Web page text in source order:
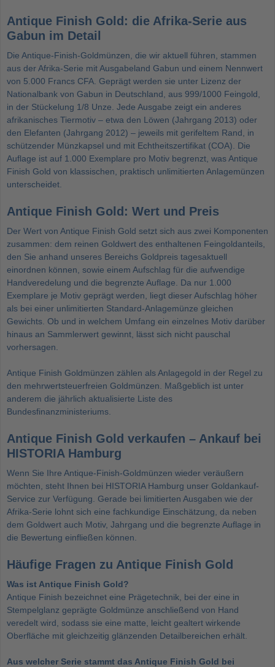
Antique Finish Gold: die Afrika-Serie aus
Gabun im Detail
Die Antique-Finish-Goldmünzen, die wir aktuell führen, stammen
aus der Afrika-Serie mit Ausgabeland Gabun und einem Nennwert
von 5.000 Francs CFA. Geprägt werden sie unter Lizenz der
Nationalbank von Gabun in Deutschland, aus 999/1000 Feingold,
in der Stückelung 1/8 Unze. Jede Ausgabe zeigt ein anderes
afrikanisches Tiermotiv – etwa den Löwen (Jahrgang 2013) oder
den Elefanten (Jahrgang 2012) – jeweils mit gerifeltem Rand, in
schützender Münzkapsel und mit Echtheitszertifikat (COA). Die
Auflage ist auf 1.000 Exemplare pro Motiv begrenzt, was Antique
Finish Gold von klassischen, praktisch unlimitierten Anlagemünzen
unterscheidet.
Antique Finish Gold: Wert und Preis
Der Wert von Antique Finish Gold setzt sich aus zwei Komponenten
zusammen: dem reinen Goldwert des enthaltenen Feingoldanteils,
den Sie anhand unseres Bereichs Goldpreis tagesaktuell
einordnen können, sowie einem Aufschlag für die aufwendige
Handveredelung und die begrenzte Auflage. Da nur 1.000
Exemplare je Motiv geprägt werden, liegt dieser Aufschlag höher
als bei einer unlimitierten Standard-Anlagemünze gleichen
Gewichts. Ob und in welchem Umfang ein einzelnes Motiv darüber
hinaus an Sammlerwert gewinnt, lässt sich nicht pauschal
vorhersagen.
Antique Finish Goldmünzen zählen als Anlagegold in der Regel zu
den mehrwertsteuerfreien Goldmünzen. Maßgeblich ist unter
anderem die jährlich aktualisierte Liste des
Bundesfinanzministeriums.
Antique Finish Gold verkaufen – Ankauf bei
HISTORIA Hamburg
Wenn Sie Ihre Antique-Finish-Goldmünzen wieder veräußern
möchten, steht Ihnen bei HISTORIA Hamburg unser Goldankauf-
Service zur Verfügung. Gerade bei limitierten Ausgaben wie der
Afrika-Serie lohnt sich eine fachkundige Einschätzung, da neben
dem Goldwert auch Motiv, Jahrgang und die begrenzte Auflage in
die Bewertung einfließen können.
Häufige Fragen zu Antique Finish Gold
Was ist Antique Finish Gold?
Antique Finish bezeichnet eine Prägetechnik, bei der eine in
Stempelglanz geprägte Goldmünze anschließend von Hand
veredelt wird, sodass sie eine matte, leicht gealtert wirkende
Oberfläche mit gleichzeitig glänzenden Detailbereichen erhält.
Aus welcher Serie stammt das Antique Finish Gold bei